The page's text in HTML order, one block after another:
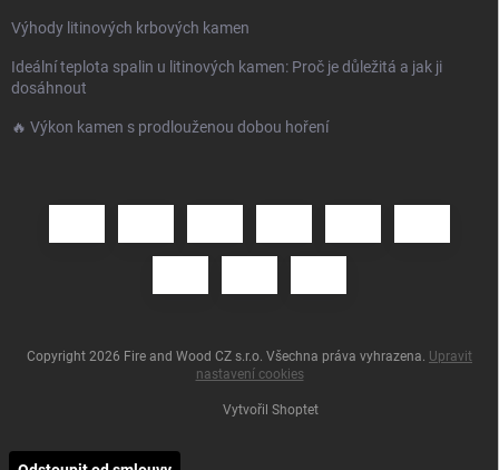
Výhody litinových krbových kamen
Ideální teplota spalin u litinových kamen: Proč je důležitá a jak ji
dosáhnout
🔥 Výkon kamen s prodlouženou dobou hoření
Vytvořil Shoptet
Copyright 2026 Fire and Wood CZ s.r.o. Všechna práva vyhrazena. Upravit
nastavení cookies